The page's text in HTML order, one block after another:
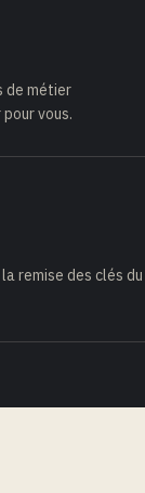
de métier
vous.
remise des clés du